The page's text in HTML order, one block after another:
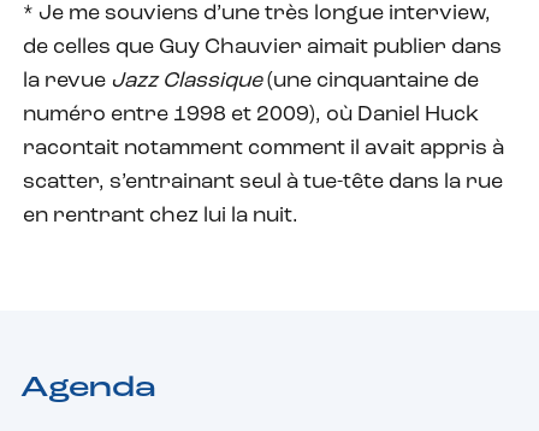
* Je me souviens d’une très longue interview,
de celles que Guy Chauvier aimait publier dans
la revue Jazz Classique(une cinquantaine de
numéro entre 1998 et 2009), où Daniel Huck
racontait notamment comment il avait appris à
scatter, s’entrainant seul à tue-tête dans la rue
en rentrant chez lui la nuit.
Agenda